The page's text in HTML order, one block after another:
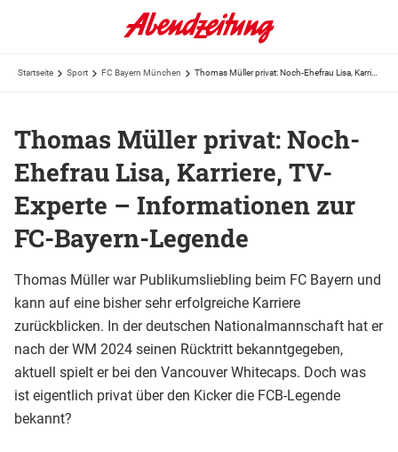
Startseite Sport FC Bayern München
Thomas Müller privat: Noch-
Ehefrau Lisa, Karriere, TV-
Experte – Informationen zur
FC-Bayern-Legende
Thomas Müller war Publikumsliebling beim FC Bayern und
kann auf eine bisher sehr erfolgreiche Karriere
zurückblicken. In der deutschen Nationalmannschaft hat er
nach der WM 2024 seinen Rücktritt bekanntgegeben,
aktuell spielt er bei den Vancouver Whitecaps. Doch was
ist eigentlich privat über den Kicker die FCB-Legende
bekannt?